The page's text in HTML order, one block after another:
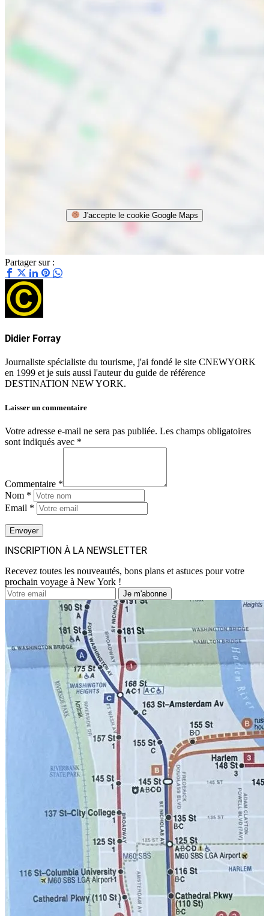
J'accepte le cookie Google Maps
Partager sur :
Didier Forray
Journaliste spécialiste du tourisme, j'ai fondé le site CNEWYORK
en 1999 et je suis aussi l'auteur du guide de référence
DESTINATION NEW YORK.
Laisser un commentaire
Votre adresse e-mail ne sera pas publiée. Les champs obligatoires
sont indiqués avec *
Commentaire *
Nom *
Email *
INSCRIPTION À LA NEWSLETTER
Recevez toutes les nouveautés, bons plans et astuces pour votre
prochain voyage à New York !
Je m'abonne